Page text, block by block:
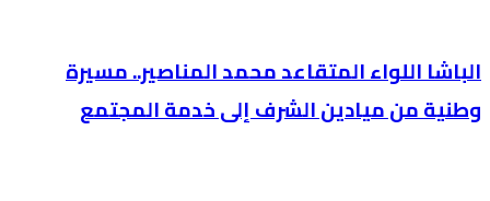
الباشا اللواء المتقاعد محمد المناصير.. مسيرة
وطنية من ميادين الشرف إلى خدمة المجتمع